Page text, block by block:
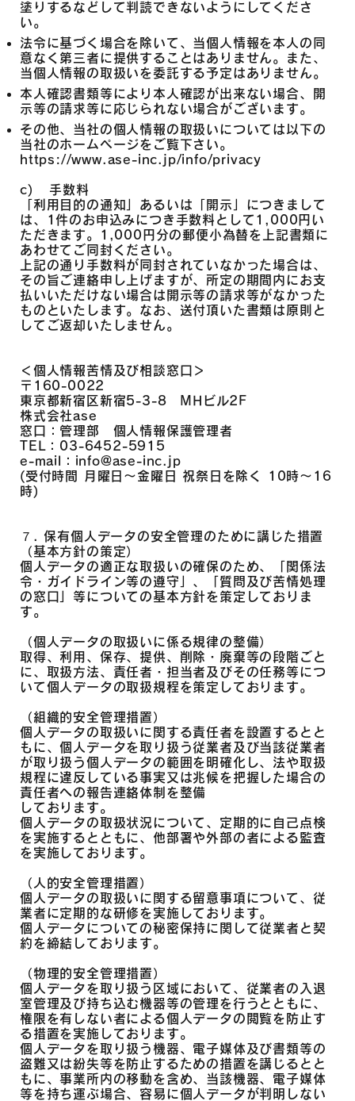
塗りするなどして判読できないようにしてくださ
い。
法令に基づく場合を除いて、当個人情報を本人の同
意なく第三者に提供することはありません。また、
当個人情報の取扱いを委託する予定はありません。
本人確認書類等により本人確認が出来ない場合、開
示等の請求等に応じられない場合がございます。
その他、当社の個人情報の取扱いについては以下の
当社のホームページをご覧下さい。
https://www.ase-inc.jp/info/privacy
c) 手数料
「利用目的の通知」あるいは「開示」につきまして
は、1件のお申込みにつき手数料として1,000円い
ただきます。1,000円分の郵便小為替を上記書類に
あわせてご同封ください。
上記の通り手数料が同封されていなかった場合は、
その旨ご連絡申し上げますが、所定の期間内にお支
払いいただけない場合は開示等の請求等がなかった
ものといたします。なお、送付頂いた書類は原則と
してご返却いたしません。
＜個人情報苦情及び相談窓口＞
〒160-0022
東京都新宿区新宿5-3-8 MHビル2F
株式会社ase
窓口：管理部 個人情報保護管理者
TEL：03-6452-5915
e-mail： info@ase-inc.jp
(受付時間 月曜日～金曜日 祝祭日を除く 10時～16
時)
７. 保有個人データの安全管理のために講じた措置
（基本方針の策定）
個人データの適正な取扱いの確保のため、「関係法
令・ガイドライン等の遵守」、「質問及び苦情処理
の窓口」等についての基本方針を策定しておりま
す。
（個人データの取扱いに係る規律の整備）
取得、利用、保存、提供、削除・廃棄等の段階ごと
に、取扱方法、責任者・担当者及びその任務等につ
いて個人データの取扱規程を策定しております。
（組織的安全管理措置）
個人データの取扱いに関する責任者を設置するとと
もに、個人データを取り扱う従業者及び当該従業者
が取り扱う個人データの範囲を明確化し、法や取扱
規程に違反している事実又は兆候を把握した場合の
責任者への報告連絡体制を整備
しております。
個人データの取扱状況について、定期的に自己点検
を実施するとともに、他部署や外部の者による監査
を実施しております。
（人的安全管理措置）
個人データの取扱いに関する留意事項について、従
業者に定期的な研修を実施しております。
個人データについての秘密保持に関して従業者と契
約を締結しております。
（物理的安全管理措置）
個人データを取り扱う区域において、従業者の入退
室管理及び持ち込む機器等の管理を行うとともに、
権限を有しない者による個人データの閲覧を防止す
る措置を実施しております。
個人データを取り扱う機器、電子媒体及び書類等の
盗難又は紛失等を防止するための措置を講じるとと
もに、事業所内の移動を含め、当該機器、電子媒体
等を持ち運ぶ場合、容易に個人データが判明しない